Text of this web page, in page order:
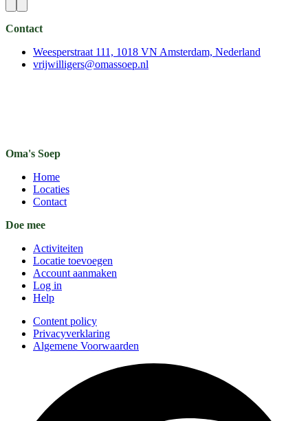
Contact
Weesperstraat 111, 1018 VN Amsterdam, Nederland
vrijwilligers@omassoep.nl
Oma's Soep
Home
Locaties
Contact
Doe mee
Activiteiten
Locatie toevoegen
Account aanmaken
Log in
Help
Content policy
Privacyverklaring
Algemene Voorwaarden